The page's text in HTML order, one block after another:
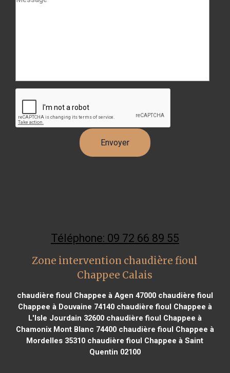
Téléphone: 09 72 66 89 55
Zone intervention chaudière fioul
Chappee Calais
chaudière fioul Chappee à Agen 47000chaudière fioul
Chappee à Douvaine 74140chaudière fioul Chappee à
L'Isle Jourdain 32600chaudière fioul Chappee à
Chamonix Mont Blanc 74400chaudière fioul Chappee à
Mordelles 35310 chaudière fioul Chappee à Saint
Quentin 02100